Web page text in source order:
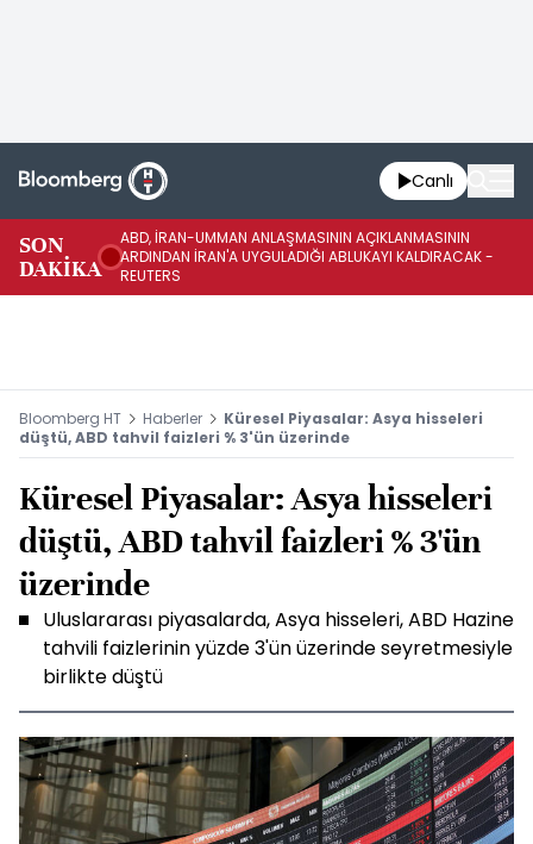
Canlı
SON
DAKİKA
ABD, İRAN-UMMAN ANLAŞMASININ AÇIKLANMASININ
ARDINDAN İRAN'A UYGULADIĞI ABLUKAYI KALDIRACAK -
REUTERS
Bloomberg HT Haberler
Küresel Piyasalar: Asya hisseleri
düştü, ABD tahvil faizleri % 3'ün üzerinde
Küresel Piyasalar: Asya hisseleri
düştü, ABD tahvil faizleri % 3'ün
üzerinde
Uluslararası piyasalarda, Asya hisseleri, ABD Hazine
tahvili faizlerinin yüzde 3'ün üzerinde seyretmesiyle
birlikte düştü